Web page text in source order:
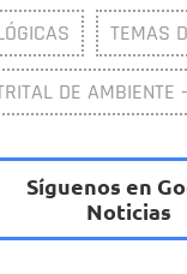
TEMAS
DE AMBIENTE
Síguenos en
Noticias